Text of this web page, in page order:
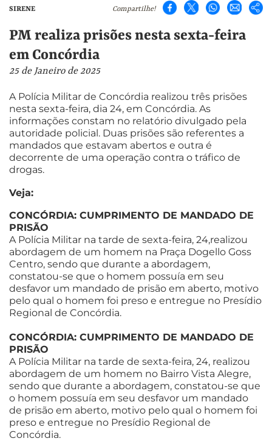
SIRENE Compartilhe!
PM realiza prisões nesta sexta-feira
em Concórdia
25 de Janeiro de 2025
A Polícia Militar de Concórdia realizou três prisões
nesta sexta-feira, dia 24, em Concórdia. As
informações constam no relatório divulgado pela
autoridade policial. Duas prisões são referentes a
mandados que estavam abertos e outra é
decorrente de uma operação contra o tráfico de
drogas.
Veja:
CONCÓRDIA: CUMPRIMENTO DE MANDADO DE
PRISÃO
A Polícia Militar na tarde de sexta-feira, 24,realizou
abordagem de um homem na Praça Dogello Goss
Centro, sendo que durante a abordagem,
constatou-se que o homem possuía em seu
desfavor um mandado de prisão em aberto, motivo
pelo qual o homem foi preso e entregue no Presídio
Regional de Concórdia.
CONCÓRDIA: CUMPRIMENTO DE MANDADO DE
PRISÃO
A Polícia Militar na tarde de sexta-feira, 24, realizou
abordagem de um homem no Bairro Vista Alegre,
sendo que durante a abordagem, constatou-se que
o homem possuía em seu desfavor um mandado
de prisão em aberto, motivo pelo qual o homem foi
preso e entregue no Presídio Regional de
Concórdia.